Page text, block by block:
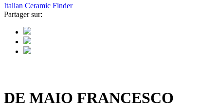
Italian Ceramic Finder
Partager sur:
DE MAIO FRANCESCO